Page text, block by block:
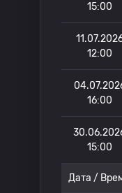
15:00
12:00
16:00
15:00
Дата /